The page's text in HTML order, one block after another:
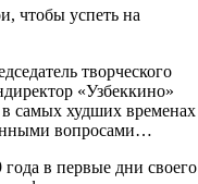
чтобы успеть на
творческого
«Узбеккино»
самых худших временах
вопросами…
в первые дни своего